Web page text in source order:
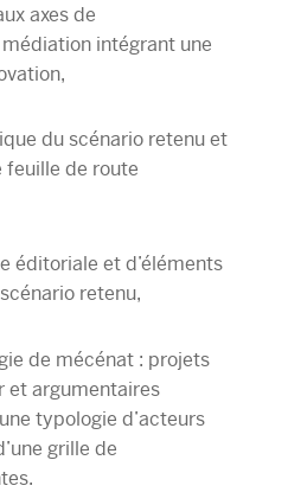
axes de
intégrant une
du scénario retenu et
feuille de route
éditoriale et d’éléments
retenu,
de mécénat : projets
et argumentaires
typologie d’acteurs
grille de